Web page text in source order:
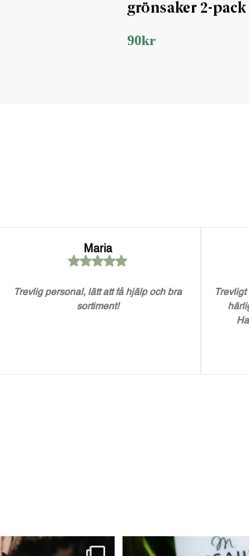
grönsaker 2-
90kr
Maria
Trevlig personal, lätt att få hjälp och bra
sortiment!
Trevligt